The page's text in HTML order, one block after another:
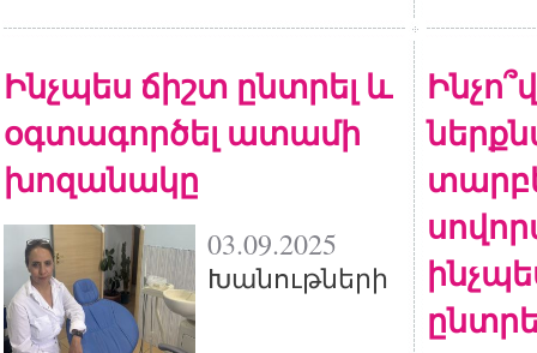
Ինչպես ճիշտ ընտրել և
օգտագործել ատամի
խոզանակը
03.09.2025
Խանութների